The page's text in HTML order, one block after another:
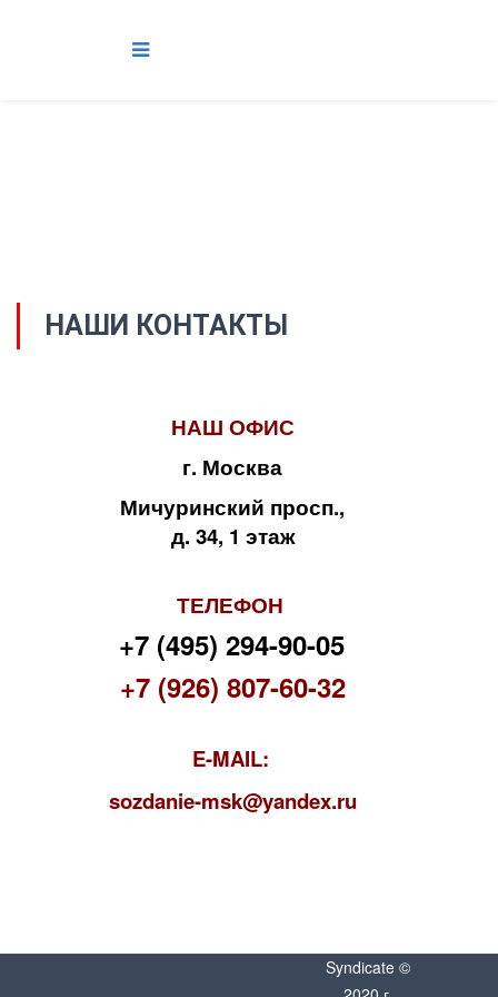
НАШИ КОНТАКТЫ
НАШ ОФИС
г. Москва
Мичуринский просп.,
д. 34, 1 этаж
ТЕЛЕФОН
+7 (495) 294-90-05
+7 (926) 807-60-32
E-MAIL:
sozdanie-msk@yandex.ru
Syndicate ©